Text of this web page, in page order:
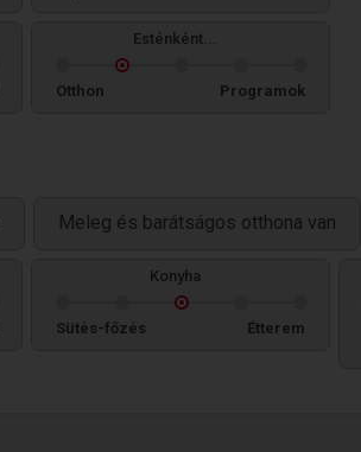
Esténként...
Otthon Programok
Meleg és barátságos otthona van
Konyha
Sütés-főzés Étterem